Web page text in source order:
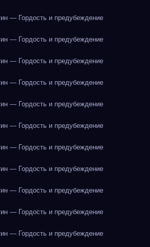
— Гордость и предубеждение
— Гордость и предубеждение
— Гордость и предубеждение
— Гордость и предубеждение
— Гордость и предубеждение
— Гордость и предубеждение
— Гордость и предубеждение
— Гордость и предубеждение
— Гордость и предубеждение
— Гордость и предубеждение
— Гордость и предубеждение